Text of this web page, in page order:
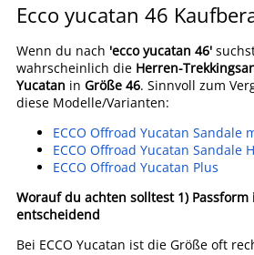
Ecco yucatan 46
Wenn du nach 'ecco yucatan 46'
wahrscheinlich die Herren-
Yucatan in Größe 46. Sinnvoll zum
diese Modelle/Varianten:
ECCO Offroad Yucatan Sandale
ECCO Offroad Yucatan Sandale
ECCO Offroad Yucatan Plus
Worauf du achten solltest 1)
entscheidend
Bei ECCO Yucatan ist die Größe oft